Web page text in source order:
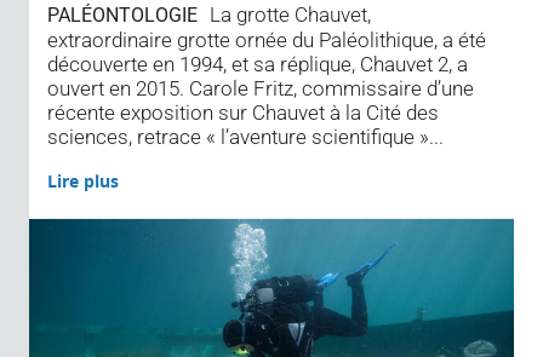
PALÉONTOLOGIE
La grotte Chauvet,
extraordinaire grotte ornée du Paléolithique, a été
découverte en 1994, et sa réplique, Chauvet 2, a
ouvert en 2015. Carole Fritz, commissaire d’une
récente exposition sur Chauvet à la Cité des
sciences, retrace « l’aventure scientifique »...
Lire plus